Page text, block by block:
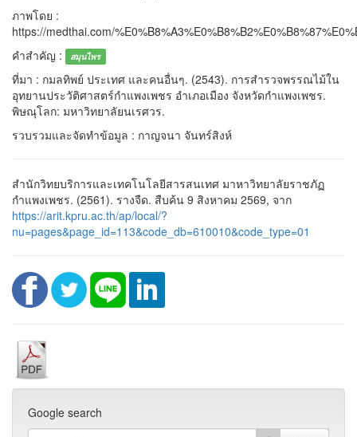
ภาพโดย :
https://medthai.com/
คำสำคัญ :
สมุนไพร
ที่มา : กมลทิพย์ ประเทศ และคนอื่นๆ. (2543). การสำรวจพรรณไม้ใน
อุทยานประวัติศาสตร์กำแพงเพชร อำเภอเมือง จังหวัดกำแพงเพชร.
พิษณุโลก: มหาวิทยาลัยนเรศวร.
รวบรวมและจัดทำข้อมูล : กาญจนา จันทร์สิงห์
สำนักวิทยบริการและเทคโนโลยีสารสนเทศ มาหาวิทยาลัยราชภัฏ
กำแพงเพชร. (2561). รางจืด. สืบค้น 9 สิงหาคม 2569, จาก
https://arit.kpru.ac.th/ap/local/?
nu=pages&page_id=113&code_db=610010&code_type=01
Google search